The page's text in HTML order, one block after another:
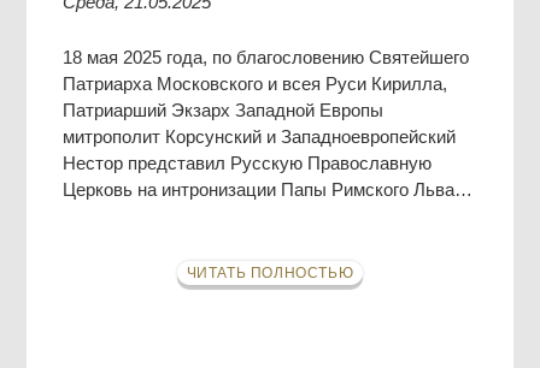
18 мая 2025 года, по благословению Святейшего
Патриарха Московского и всея Руси Кирилла,
Патриарший Экзарх Западной Европы
митрополит Корсунский и Западноевропейский
Нестор представил Русскую Православную
Церковь на интронизации Папы Римского Льва…
ЧИТАТЬ ПОЛНОСТЬЮ